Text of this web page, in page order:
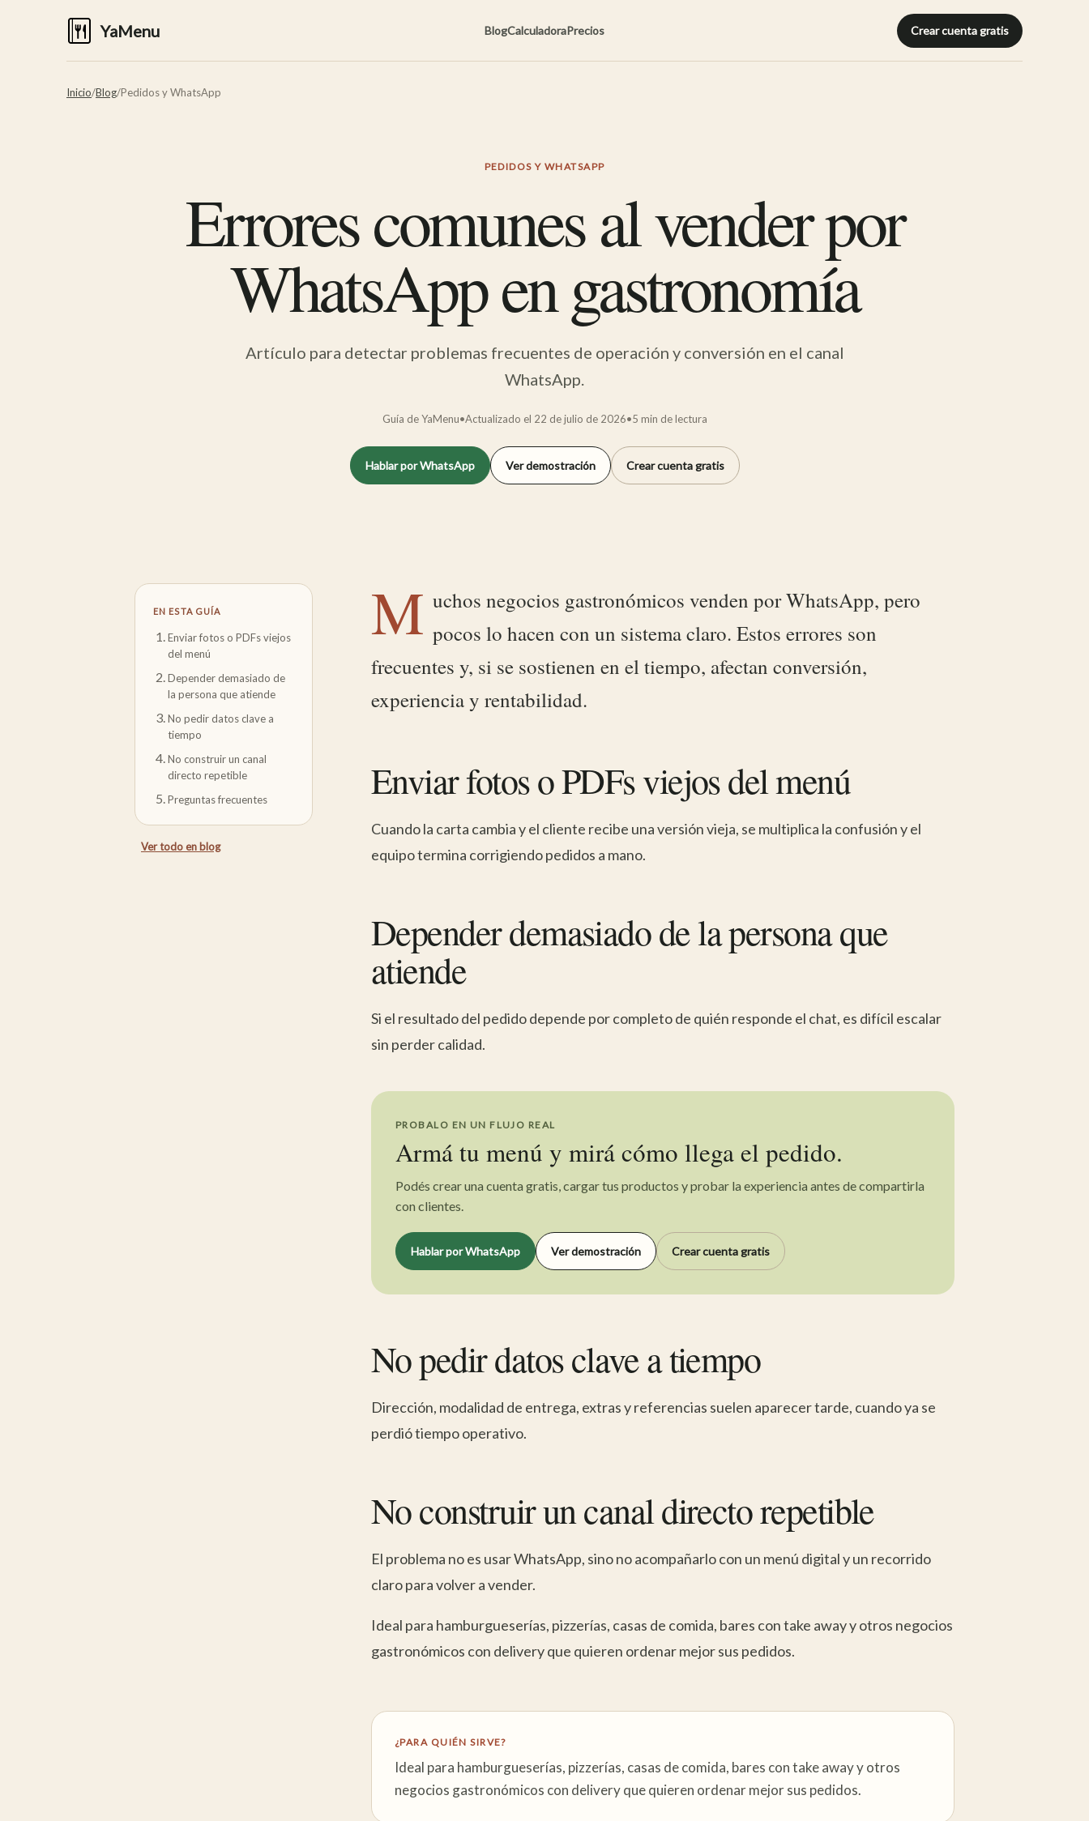
YaMenu BlogCalculadoraPrecios Crear cuenta gratis
Inicio/Blog/Pedidos y WhatsApp
PEDIDOS Y WHATSAPP
Errores comunes al vender por
WhatsApp en gastronomía
Artículo para detectar problemas frecuentes de operación y conversión en el canal
WhatsApp.
Guía de YaMenu•Actualizado el 22 de julio de 2026•5 min de lectura
Hablar por WhatsApp Ver demostración Crear cuenta gratis
EN ESTA GUÍA
Enviar fotos o PDFs viejos
del menú
Depender demasiado de
la persona que atiende
No pedir datos clave a
tiempo
No construir un canal
directo repetible
Preguntas frecuentes
Ver todo en blog
M uchos negocios gastronómicos venden por WhatsApp, pero
pocos lo hacen con un sistema claro. Estos errores son
frecuentes y, si se sostienen en el tiempo, afectan conversión,
experiencia y rentabilidad.
Enviar fotos o PDFs viejos del menú
Cuando la carta cambia y el cliente recibe una versión vieja, se multiplica la confusión y el
equipo termina corrigiendo pedidos a mano.
Depender demasiado de la persona que
atiende
Si el resultado del pedido depende por completo de quién responde el chat, es difícil escalar
sin perder calidad.
PROBALO EN UN FLUJO REAL
Armá tu menú y mirá cómo llega el pedido.
Podés crear una cuenta gratis, cargar tus productos y probar la experiencia antes de compartirla
con clientes.
Hablar por WhatsApp Ver demostración Crear cuenta gratis
No pedir datos clave a tiempo
Dirección, modalidad de entrega, extras y referencias suelen aparecer tarde, cuando ya se
perdió tiempo operativo.
No construir un canal directo repetible
El problema no es usar WhatsApp, sino no acompañarlo con un menú digital y un recorrido
claro para volver a vender.
Ideal para hamburgueserías, pizzerías, casas de comida, bares con take away y otros negocios
gastronómicos con delivery que quieren ordenar mejor sus pedidos.
¿PARA QUIÉN SIRVE?
Ideal para hamburgueserías, pizzerías, casas de comida, bares con take away y otros
negocios gastronómicos con delivery que quieren ordenar mejor sus pedidos.